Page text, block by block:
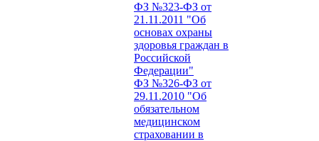
ФЗ №323-ФЗ от
21.11.2011 "Об
основах охраны
здоровья граждан в
Российской
Федерации"
ФЗ №326-ФЗ от
29.11.2010 "Об
обязательном
медицинском
страховании в